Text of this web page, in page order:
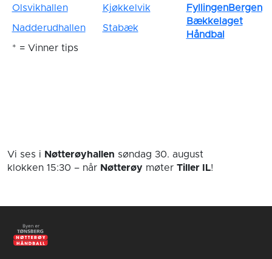
Olsvikhallen Kjøkkelvik FyllingenBergen
Nadderudhallen Stabæk
Bækkelaget
Håndbal
* = Vinner tips
Vi ses i Nøtterøyhallen søndag 30. august
klokken 15:30 – når Nøtterøy møter Tiller IL!